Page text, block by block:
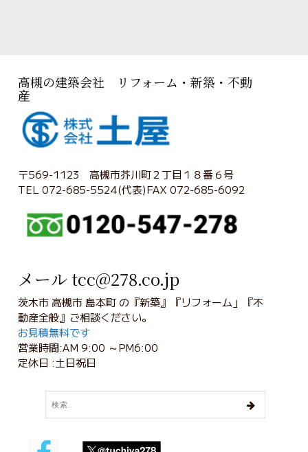
高槻の建築会社 リフォーム・新築・不動
産
〒569-1123 高槻市芥川町２丁目１８番６号
TEL 072-685-5524(代表)FAX 072-685-6092
メール tcc@278.co.jp
茨木市 高槻市 島本町 の『新築』『リフォーム」『不
動産全般』ご相談ください。
お見積無料です
営業時間:AM 9:00 ～PM6:00
定休日 :土日祝日